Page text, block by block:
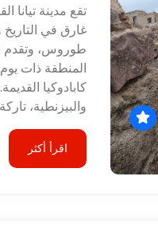
تقع مدينة
غارق في التاريخ
طوروس، وتقدم
المنطقة ذات
كابادوكيا
والبيزنطية،
اقرأ أكثر